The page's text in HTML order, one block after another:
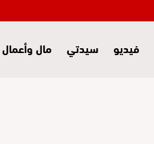
فيديو سيدتي مال وأعمال